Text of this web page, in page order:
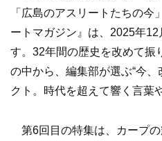
「広島のアスリートたちの今
ートマガジン』は、2025年12
す。32年間の歴史を改めて振
の中から、編集部が選ぶ“今
クト。時代を超えて響く言葉
第6回目の特集は、カープの